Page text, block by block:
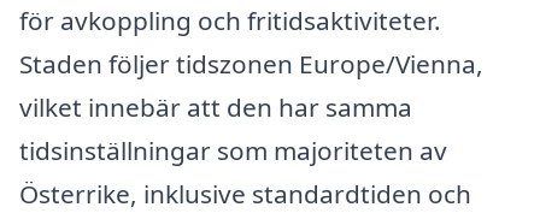
för avkoppling och fritidsaktiviteter.
Staden följer tidszonen Europe/Vienna,
vilket innebär att den har samma
tidsinställningar som majoriteten av
Österrike, inklusive standardtiden och